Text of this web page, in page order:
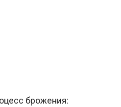
брожения: